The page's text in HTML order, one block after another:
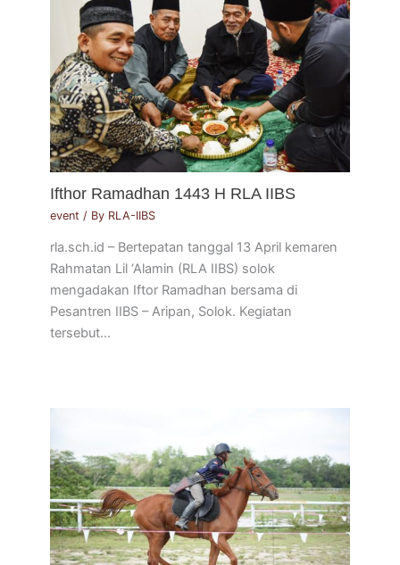
Ifthor Ramadhan 1443 H RLA IIBS
event / By RLA-IIBS
rla.sch.id – Bertepatan tanggal 13 April kemaren
Rahmatan Lil ‘Alamin (RLA IIBS) solok
mengadakan Iftor Ramadhan bersama di
Pesantren IIBS – Aripan, Solok. Kegiatan
tersebut…